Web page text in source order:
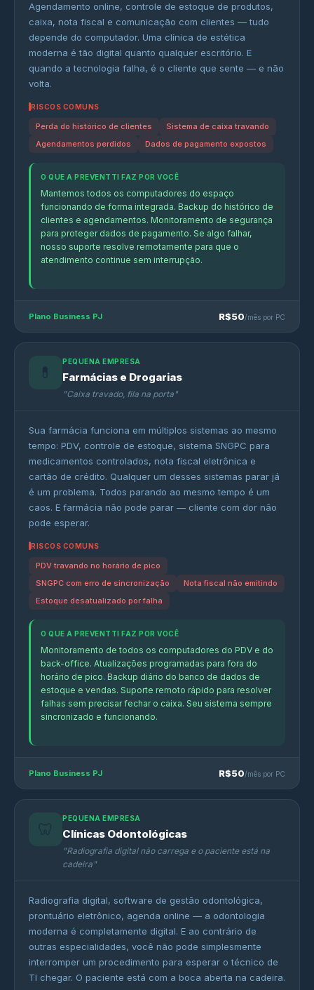
Agendamento online, controle de estoque de produtos,
caixa, nota fiscal e comunicação com clientes — tudo
depende do computador. Uma clínica de estética
moderna é tão digital quanto qualquer escritório. E
quando a tecnologia falha, é o cliente que sente — e não
volta.
RISCOS COMUNS
Perda do histórico de clientes
Sistema de caixa travando
Agendamentos perdidos
Dados de pagamento expostos
O QUE A PREVENTTI FAZ POR VOCÊ
Mantemos todos os computadores do espaço
funcionando de forma integrada. Backup do histórico de
clientes e agendamentos. Monitoramento de segurança
para proteger dados de pagamento. Se algo falhar,
nosso suporte resolve remotamente para que o
atendimento continue sem interrupção.
Plano Business PJ R$50/mês por PC
💊
PEQUENA EMPRESA
Farmácias e Drogarias
"Caixa travado, fila na porta"
Sua farmácia funciona em múltiplos sistemas ao mesmo
tempo: PDV, controle de estoque, sistema SNGPC para
medicamentos controlados, nota fiscal eletrônica e
cartão de crédito. Qualquer um desses sistemas parar já
é um problema. Todos parando ao mesmo tempo é um
caos. E farmácia não pode parar — cliente com dor não
pode esperar.
RISCOS COMUNS
PDV travando no horário de pico
SNGPC com erro de sincronização
Nota fiscal não emitindo
Estoque desatualizado por falha
O QUE A PREVENTTI FAZ POR VOCÊ
Monitoramento de todos os computadores do PDV e do
back-office. Atualizações programadas para fora do
horário de pico. Backup diário do banco de dados de
estoque e vendas. Suporte remoto rápido para resolver
falhas sem precisar fechar o caixa. Seu sistema sempre
sincronizado e funcionando.
Plano Business PJ R$50/mês por PC
🦷
PEQUENA EMPRESA
Clínicas Odontológicas
"Radiografia digital não carrega e o paciente está na
cadeira"
Radiografia digital, software de gestão odontológica,
prontuário eletrônico, agenda online — a odontologia
moderna é completamente digital. E ao contrário de
outras especialidades, você não pode simplesmente
interromper um procedimento para esperar o técnico de
TI chegar. O paciente está com a boca aberta na cadeira.